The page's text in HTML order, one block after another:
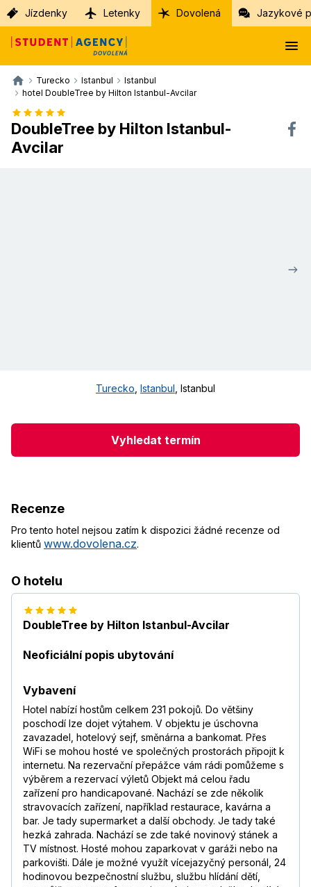
Jízdenky Letenky Dovolená Jazykové
Turecko Istanbul
Istanbul
hotel DoubleTree by Hilton Istanbul-Avcilar
DoubleTree by Hilton Istanbul-
Avcilar
Turecko Istanbul Istanbul
Vyhledat termín
Recenze
Pro tento hotel nejsou zatím k dispozici žádné recenze od
klientů www.dovolena.cz.
O hotelu
DoubleTree by Hilton Istanbul-Avcilar
Neoficiální popis ubytování
Vybavení
Hotel nabízí hostům celkem 231 pokojů. Do většiny
poschodí lze dojet výtahem. V objektu je úschovna
zavazadel, hotelový sejf, směnárna a bankomat. Přes
WiFi se mohou hosté ve společných prostorách připojit k
internetu. Na rezervační přepážce vám rádi pomůžeme s
výběrem a rezervací výletů Objekt má celou řadu
zařízení pro handicapované. Nachází se zde několik
stravovacích zařízení, například restaurace, kavárna a
bar. Je tady supermarket a další obchody. Je tady také
hezká zahrada. Nachází se zde také novinový stánek a
TV místnost. Hosté mohou zaparkovat v garáži nebo na
parkovišti. Dále je možné využít vícejazyčný personál, 24
hodinovou bezpečnostní službu, službu hlídání dětí,